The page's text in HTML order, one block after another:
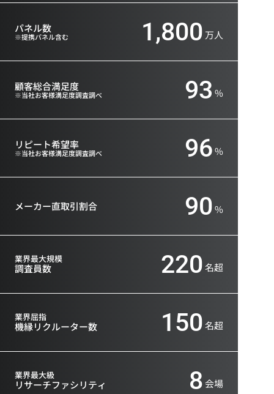
パネル数
※提携パネル含む 1,800 万人
顧客総合満足度
※当社お客様満足度調査調べ 93 %
リピート希望率
※当社お客様満足度調査調べ 96%
メーカー直取引割合 90%
業界最大規模
調査員数 220名超
業界屈指
機縁リクルーター数 150名超
業界最大級
リサーチファシリティ 8会場